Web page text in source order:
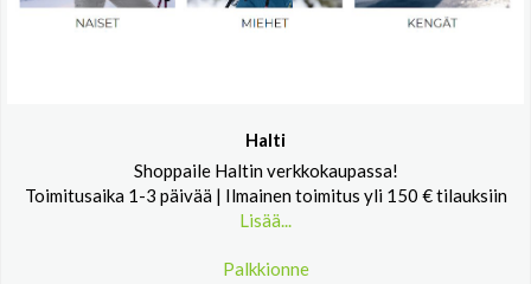
Halti
Shoppaile Haltin verkkokaupassa!
Toimitusaika 1-3 päivää | Ilmainen toimitus yli 150 € tilauksiin
Lisää...
Palkkionne